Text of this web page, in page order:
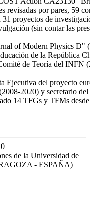
revisadas por pares, 59
proyectos de
(sin contar las
of Modern Physics
de la República
de Teoría del INFN
Ejecutiva del proyecto
2020) y secretario
14 TFGs y TFMs
de la Universidad de
- ESPAÑA)